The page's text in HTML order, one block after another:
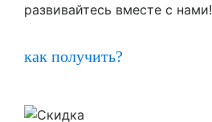
развивайтесь вместе с нами!
как получить?